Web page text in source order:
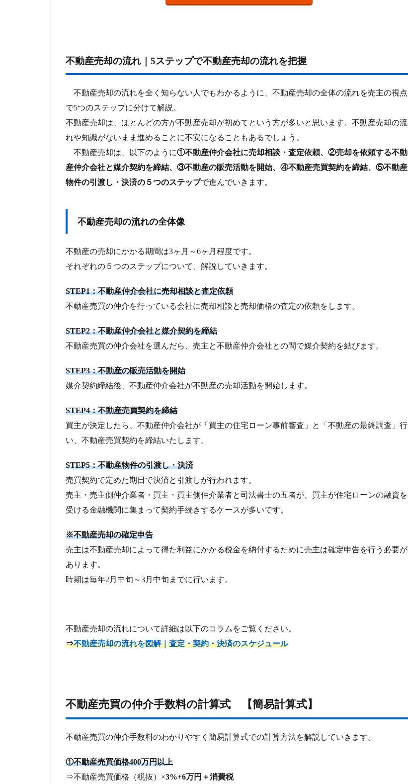
不動産売却の流れ｜5ステップで不動産売却の流れを把握
不動産売却の流れを全く知らない人でもわかるように、不動産売却の全体の流れを売主の視点
で5つのステップに分けて解説。
不動産売却は、ほとんどの方が不動産売却が初めてという方が多いと思います。不動産売却の流
れや知識がないまま進めることに不安になることもあるでしょう。
不動産売却は、以下のように①不動産仲介会社に売却相談・査定依頼、②売却を依頼する不動
産仲介会社と媒介契約を締結、③不動産の販売活動を開始、④不動産売買契約を締結、⑤不動産
物件の引渡し・決済の５つのステップで進んでいきます。
不動産売却の流れの全体像
不動産の売却にかかる期間は3ヶ月～6ヶ月程度です。
それぞれの５つのステップについて、解説していきます。
STEP1：不動産仲介会社に売却相談と査定依頼
不動産売買の仲介を行っている会社に売却相談と売却価格の査定の依頼をします。
STEP2：不動産仲介会社と媒介契約を締結
不動産売買の仲介会社を選んだら、売主と不動産仲介会社との間で媒介契約を結びます。
STEP3：不動産の販売活動を開始
媒介契約締結後、不動産仲介会社が不動産の売却活動を開始します。
STEP4：不動産売買契約を締結
買主が決定したら、不動産仲介会社が「買主の住宅ローン事前審査」と「不動産の最終調査」行
い、不動産売買契約を締結いたします。
STEP5：不動産物件の引渡し・決済
売買契約で定めた期日で決済と引渡しが行われます。
売主・売主側仲介業者・買主・買主側仲介業者と司法書士の五者が、買主が住宅ローンの融資を
受ける金融機関に集まって契約手続きするケースが多いです。
※不動産売却の確定申告
売主は不動産売却によって得た利益にかかる税金を納付するために売主は確定申告を行う必要が
あります。
時期は毎年2月中旬～3月中旬までに行います。
不動産売却の流れについて詳細は以下のコラムをご覧ください。
⇒不動産売却の流れを図解｜査定・契約・決済のスケジュール
不動産売買の仲介手数料の計算式 【簡易計算式】
不動産売買の仲介手数料のわかりやすく簡易計算式での計算方法を解説していきます。
①不動産売買価格400万円以上
⇒不動産売買価格（税抜）×3%+6万円＋消費税